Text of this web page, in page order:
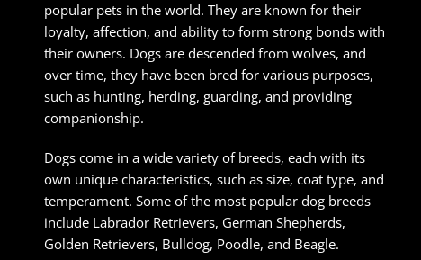
popular pets in the world. They are known for their
loyalty, affection, and ability to form strong bonds with
their owners. Dogs are descended from wolves, and
over time, they have been bred for various purposes,
such as hunting, herding, guarding, and providing
companionship.
Dogs come in a wide variety of breeds, each with its
own unique characteristics, such as size, coat type, and
temperament. Some of the most popular dog breeds
include Labrador Retrievers, German Shepherds,
Golden Retrievers, Bulldog, Poodle, and Beagle.